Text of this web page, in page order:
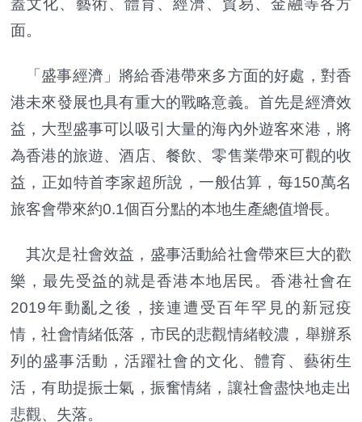
面。
「盛事經濟」將給香港帶來多方面的好處，對香
港未來發展也具有重大的戰略意義。首先是經濟效
益，大型盛事可以吸引大量的海內外遊客來港，將
為香港的旅遊、酒店、餐飲、零售業帶來可觀的收
益，正如特首李家超所說，一般估算，每150萬名
旅客會帶來約0.1個百分點的本地生產總值增長。
其次是社會效益，盛事活動給社會帶來巨大的歡
樂，最先受益的就是香港本地居民。香港社會在
2019年動亂之後，接連遭受百年罕見的新冠疫
情，社會情緒低落，市民的悲觀情緒較濃，舉辦系
列的盛事活動，活躍社會的文化、體育、藝術生
活，有助提振士氣，振奮情緒，讓社會盡快地走出
悲觀、失落。